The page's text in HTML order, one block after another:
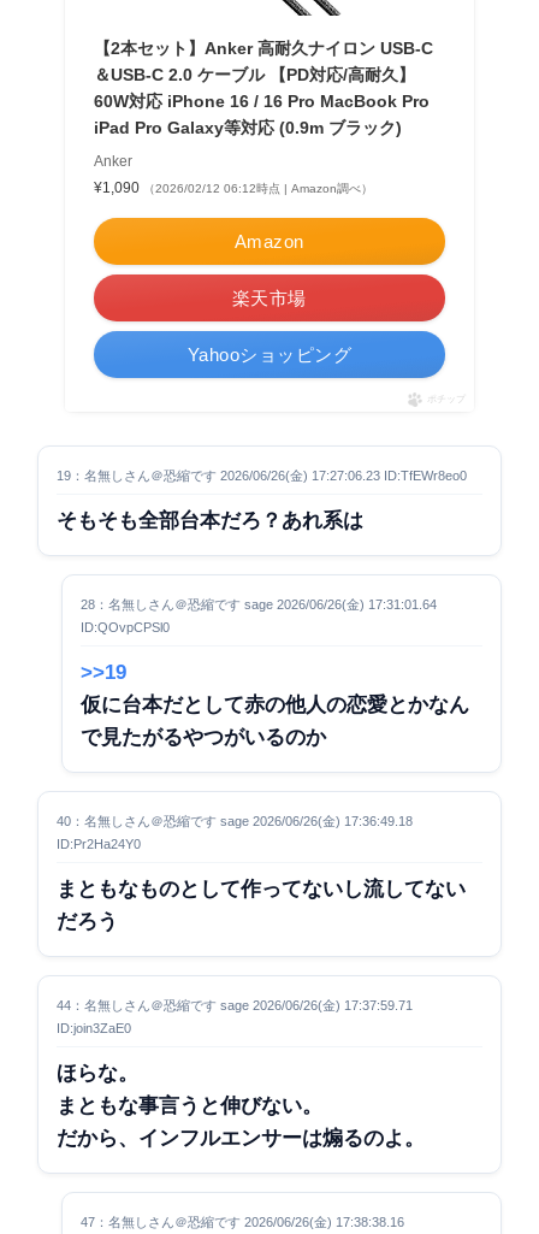
【2本セット】Anker 高耐久ナイロン USB-C
＆USB-C 2.0 ケーブル 【PD対応/高耐久】
60W対応 iPhone 16 / 16 Pro MacBook Pro
iPad Pro Galaxy等対応 (0.9m ブラック)
Anker
¥1,090
（2026/02/12 06:12時点 | Amazon調べ）
Amazon
楽天市場
Yahooショッピング
ポチップ
19：名無しさん＠恐縮です 2026/06/26(金) 17:27:06.23 ID:TfEWr8eo0
そもそも全部台本だろ？あれ系は
28：名無しさん＠恐縮です sage 2026/06/26(金) 17:31:01.64
ID:QOvpCPSl0
>>19
仮に台本だとして赤の他人の恋愛とかなん
で見たがるやつがいるのか
40：名無しさん＠恐縮です sage 2026/06/26(金) 17:36:49.18
ID:Pr2Ha24Y0
まともなものとして作ってないし流してない
だろう
44：名無しさん＠恐縮です sage 2026/06/26(金) 17:37:59.71
ID:join3ZaE0
ほらな。
まともな事言うと伸びない。
だから、インフルエンサーは煽るのよ。
47：名無しさん＠恐縮です 2026/06/26(金) 17:38:38.16